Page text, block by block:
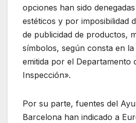
opciones han sido
estéticos y por imposibilidad
de publicidad de productos,
símbolos, según consta en
emitida por el Departamento
Inspección».
Por su parte, fuentes del
Barcelona han indicado a